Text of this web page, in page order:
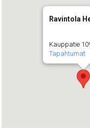
Ravintola
Kauppatie
Tapahtumat